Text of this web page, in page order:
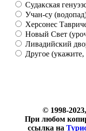
Судакская
Учан-су
Херсонес
Новый Свет
Ливадийский
Другое (укажите,
© 1998-
При любом
ссылка на